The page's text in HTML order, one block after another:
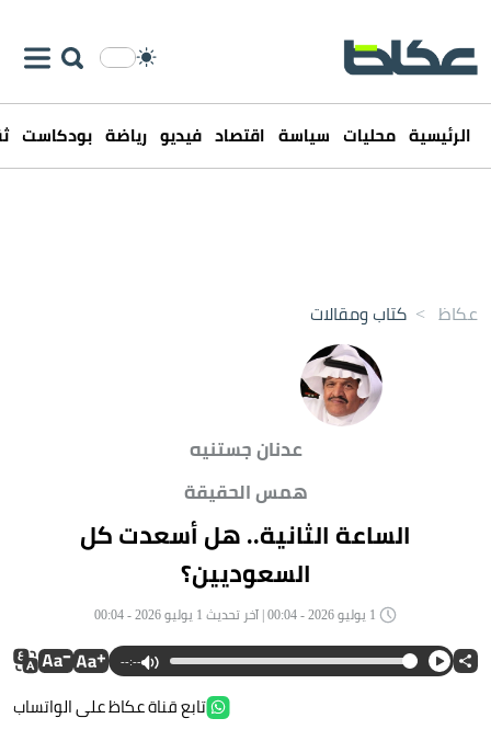
الرئيسية محليات سياسة اقتصاد فيديو رياضة بودكاست
عكاظ > كتاب ومقالات
عدنان جستنيه
همس الحقيقة
الساعة الثانية.. هل أسعدت كل
السعوديين؟
--:--
تابع قناة عكاظ على الواتساب